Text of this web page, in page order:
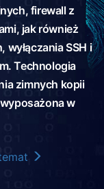
firewall z
jak również
SSH i
Technologia
zimnych kopii
w